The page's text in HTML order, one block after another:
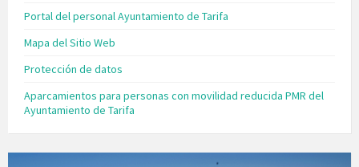
Portal del personal Ayuntamiento de Tarifa
Mapa del Sitio Web
Protección de datos
Aparcamientos para personas con movilidad reducida PMR del
Ayuntamiento de Tarifa